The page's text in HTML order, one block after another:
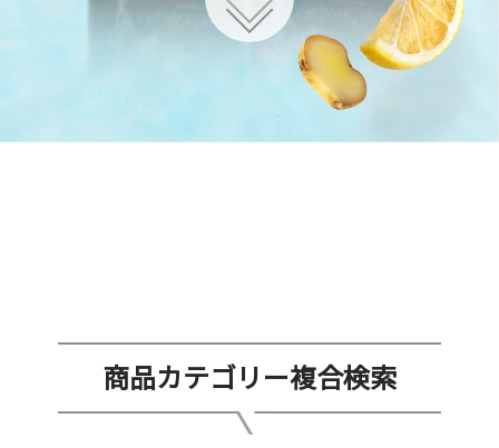
商品カテゴリー複合検索